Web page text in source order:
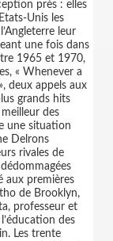
près : elles
Unis les
leur
une fois dans
1965 et 1970,
« Whenever a
deux appels aux
grands hits
des
une situation
Delrons
rivales de
aux premières
de Brooklyn,
professeur et
des
Les trente